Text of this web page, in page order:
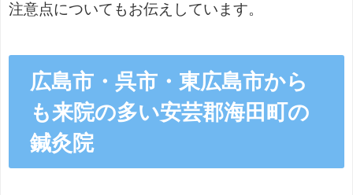
注意点についてもお伝えしています。
広島市・呉市・東広島市から
も来院の多い安芸郡海田町の
鍼灸院